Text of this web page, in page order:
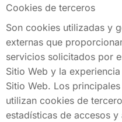
Cookies de terceros
Son cookies utilizadas y
externas que
servicios solicitados por
Sitio Web y la
Sitio Web. Los
utilizan cookies de
estadísticas de accesos